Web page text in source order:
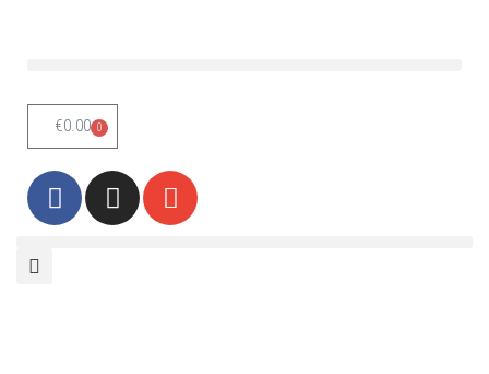
vsebino
€0.00 0